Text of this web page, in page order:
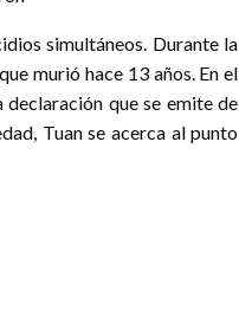
simultáneos. Durante la
murió hace 13 años. En el
declaración que se emite de
Tuan se acerca al punto